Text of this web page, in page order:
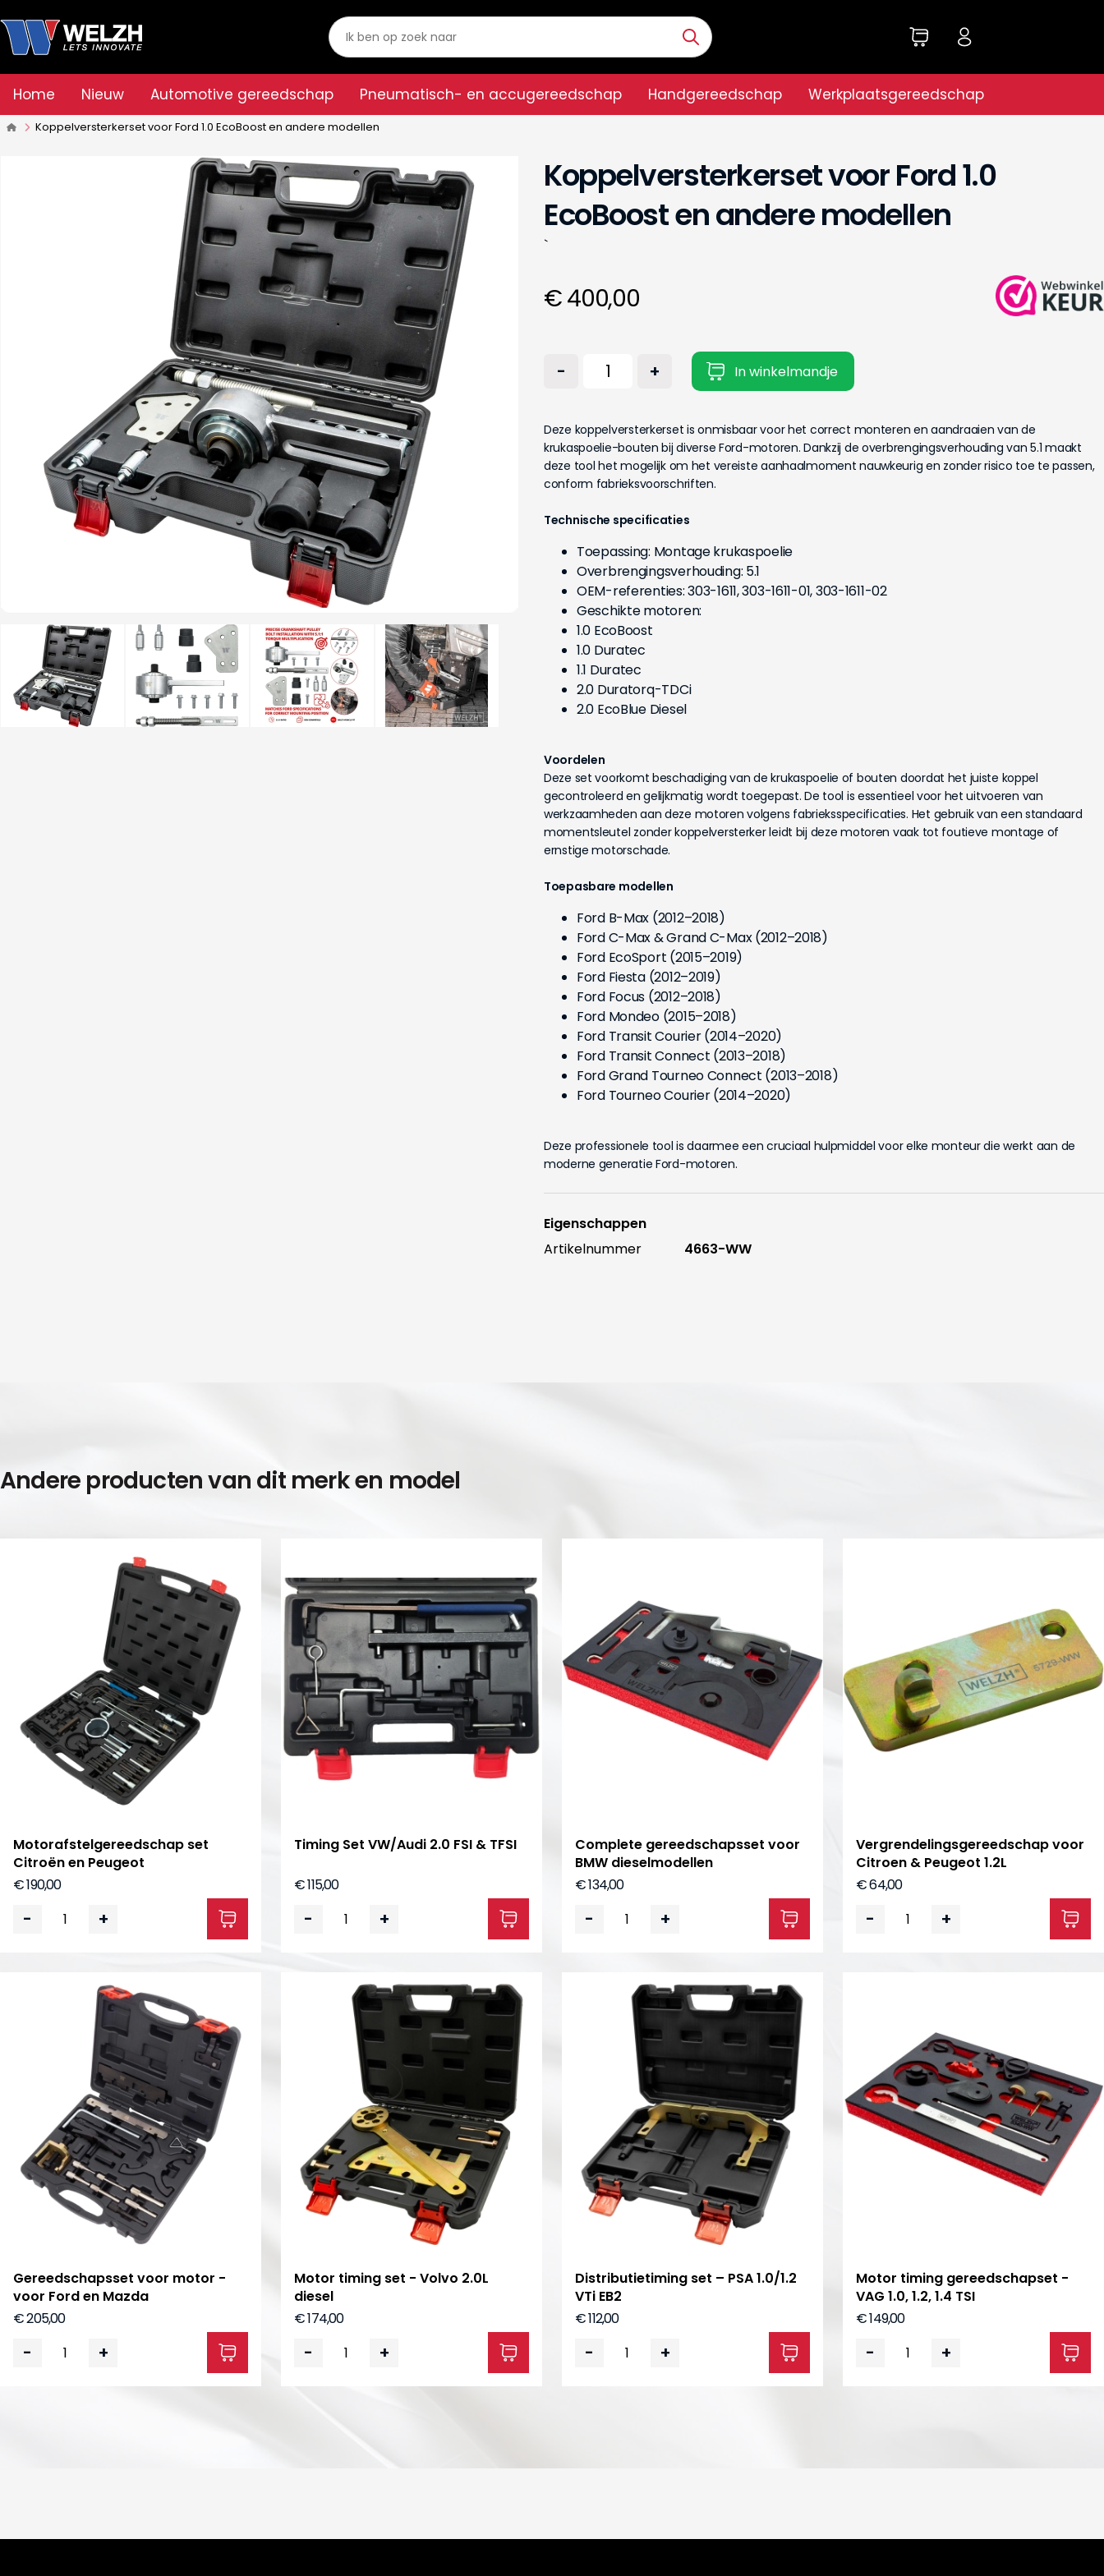
Home Nieuw Automotive gereedschap Pneumatisch- en accugereedschap Handgereedschap Werkplaatsgereedschap
Koppelversterkerset voor Ford 1.0 EcoBoost en andere modellen
Koppelversterkerset voor Ford 1.0
EcoBoost en andere modellen
`
€ 400,00
- + In winkelmandje
Deze koppelversterkerset is onmisbaar voor het correct monteren en aandraaien van de
krukaspoelie-bouten bij diverse Ford-motoren. Dankzij de overbrengingsverhouding van 5.1 maakt
deze tool het mogelijk om het vereiste aanhaalmoment nauwkeurig en zonder risico toe te passen,
conform fabrieksvoorschriften.
Technische specificaties
Toepassing: Montage krukaspoelie
Overbrengingsverhouding: 5.1
OEM-referenties: 303-1611, 303-1611-01, 303-1611-02
Geschikte motoren:
1.0 EcoBoost
1.0 Duratec
1.1 Duratec
2.0 Duratorq-TDCi
2.0 EcoBlue Diesel
Voordelen
Deze set voorkomt beschadiging van de krukaspoelie of bouten doordat het juiste koppel
gecontroleerd en gelijkmatig wordt toegepast. De tool is essentieel voor het uitvoeren van
werkzaamheden aan deze motoren volgens fabrieksspecificaties. Het gebruik van een standaard
momentsleutel zonder koppelversterker leidt bij deze motoren vaak tot foutieve montage of
ernstige motorschade.
Toepasbare modellen
Ford B-Max (2012–2018)
Ford C-Max & Grand C-Max (2012–2018)
Ford EcoSport (2015–2019)
Ford Fiesta (2012–2019)
Ford Focus (2012–2018)
Ford Mondeo (2015–2018)
Ford Transit Courier (2014–2020)
Ford Transit Connect (2013–2018)
Ford Grand Tourneo Connect (2013–2018)
Ford Tourneo Courier (2014–2020)
Deze professionele tool is daarmee een cruciaal hulpmiddel voor elke monteur die werkt aan de
moderne generatie Ford-motoren.
Eigenschappen
Artikelnummer
4663-WW
Andere producten van dit merk en model
Motorafstelgereedschap set
Citroën en Peugeot
€ 190,00
- +
Timing Set VW/Audi 2.0 FSI & TFSI
€ 115,00
- +
Complete gereedschapsset voor
BMW dieselmodellen
€ 134,00
- +
Vergrendelingsgereedschap voor
Citroen & Peugeot 1.2L
€ 64,00
- +
Gereedschapsset voor motor -
voor Ford en Mazda
€ 205,00
- +
Motor timing set - Volvo 2.0L
diesel
€ 174,00
- +
Distributietiming set – PSA 1.0/1.2
VTi EB2
€ 112,00
- +
Motor timing gereedschapset -
VAG 1.0, 1.2, 1.4 TSI
€ 149,00
- +